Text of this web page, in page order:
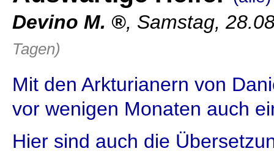
Devino M. , Samstag,
Tagen)
Mit den Arkturianern von
vor wenigen Monaten auch
Hier sind auch die